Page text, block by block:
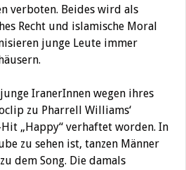
verboten. Beides wird als
Recht und islamische Moral
junge Leute immer
IranerInnen wegen ihres
zu Pharrell Williams‘
„Happy“ verhaftet worden. In
zu sehen ist, tanzen Männer
dem Song. Die damals